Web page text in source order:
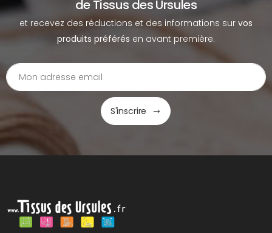
de Tissus des Ursules
et recevez des réductions et des informations sur vos
produits préférés en avant première.
S'inscrire